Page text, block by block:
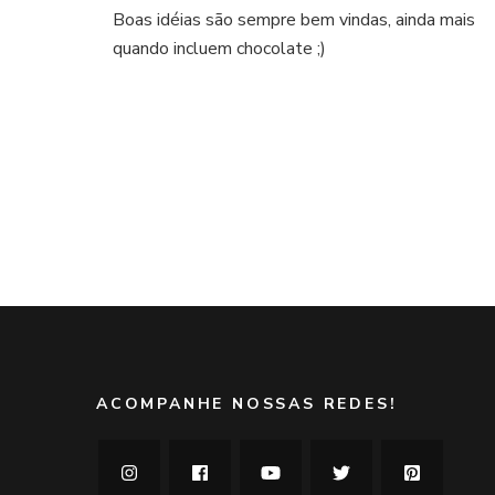
musses
de
Boas idéias são sempre bem vindas, ainda mais
quando incluem chocolate ;)
ACOMPANHE NOSSAS REDES!